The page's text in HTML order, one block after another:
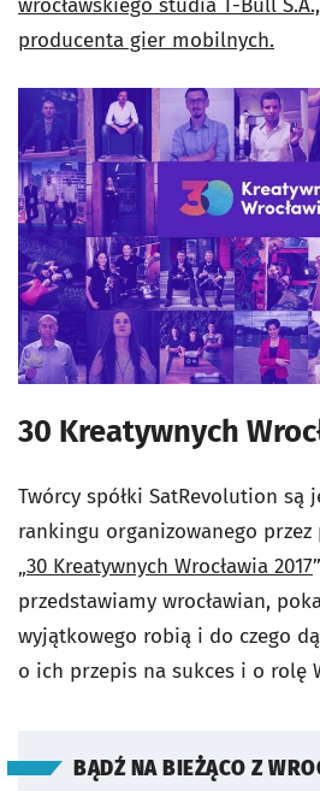
producenta gier mobilnych.
30 Kreatywnych
Twórcy spółki SatRevolution są
rankingu organizowanego
„30 Kreatywnych Wrocławia 2017
przedstawiamy wrocławian,
wyjątkowego robią i do czego
o ich przepis na sukces i o rolę
BĄDŹ NA BIEŻĄCO Z